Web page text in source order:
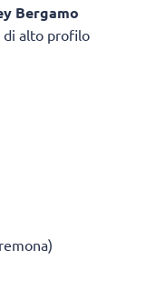
Bergamo
di alto profilo